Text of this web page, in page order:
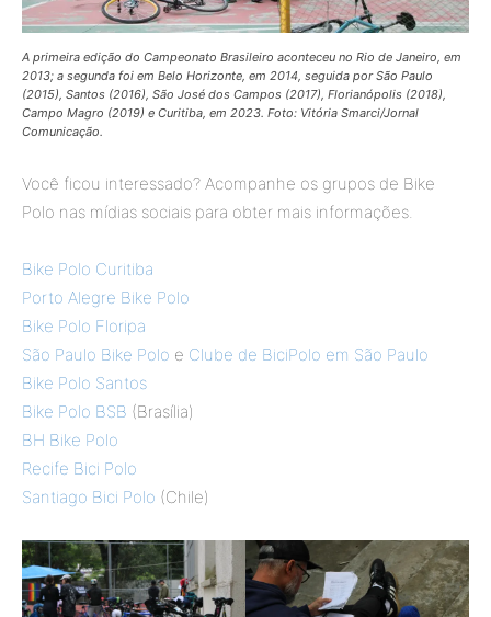
A primeira edição do Campeonato Brasileiro aconteceu no Rio de Janeiro, em
2013; a segunda foi em Belo Horizonte, em 2014, seguida por São Paulo
(2015), Santos (2016), São José dos Campos (2017), Florianópolis (2018),
Campo Magro (2019) e Curitiba, em 2023. Foto: Vitória Smarci/Jornal
Comunicação.
Você ficou interessado? Acompanhe os grupos de Bike
Polo nas mídias sociais para obter mais informações.
Bike Polo Curitiba
Porto Alegre Bike Polo
Bike Polo Floripa
São Paulo Bike Polo e Clube de BiciPolo em São Paulo
Bike Polo Santos
Bike Polo BSB (Brasília)
BH Bike Polo
Recife Bici Polo
Santiago Bici Polo (Chile)